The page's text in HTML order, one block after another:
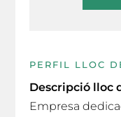
PERFIL LLOC
Descripció lloc
Empresa